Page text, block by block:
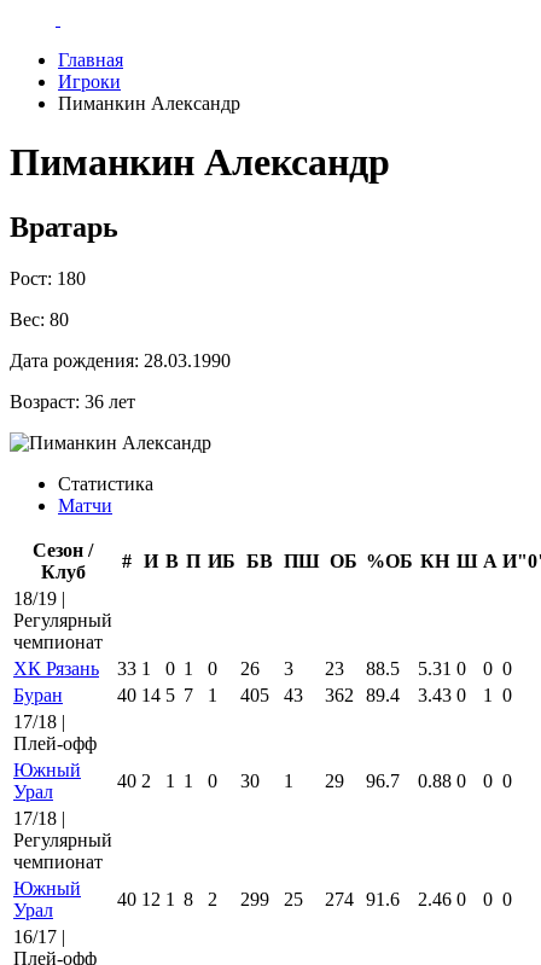
Главная
Игроки
Пиманкин Александр
Пиманкин Александр
Вратарь
Рост: 180
Вес: 80
Дата рождения: 28.03.1990
Возраст: 36 лет
Статистика
Матчи
Сезон /
Клуб
# И В П ИБ БВ ПШ ОБ %ОБ КН Ш А
18/19 |
Регулярный
чемпионат
ХК Рязань
33 1 0 1 0 26 3 23 88.5 5.31 0 0 0
Буран
40 14 5 7 1 405 43 362 89.4 3.43 0 1
0
17/18 |
Плей-офф
Южный
Урал
40 2 1 1 0 30 1 29 96.7 0.88 0 0 0
17/18 |
Регулярный
чемпионат
Южный
Урал
40 12 1 8 2 299 25 274 91.6 2.46 0 0 0
16/17 |
Плей-офф